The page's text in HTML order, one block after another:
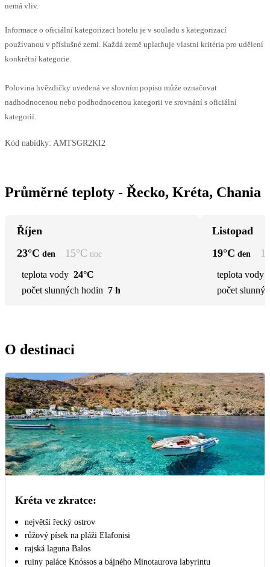
nemá vliv.
Informace o oficiální kategorizaci hotelu je v souladu s kategorizací
používanou v příslušné zemi. Každá země uplatňuje vlastní kritéria pro udělení
konkrétní kategorie.
Polovina hvězdičky uvedená ve slovním popisu může označovat
nadhodnocenou nebo podhodnocenou kategorii ve srovnání s oficiální
kategorií.
Kód nabídky: AMTSGR2KI2
Průměrné teploty - Řecko, Kréta, Chania
Říjen
23°C den 15°C noc
teplota vody 24°C
počet slunných hodin 7 h
Listopad
19°C den
teplota vody
počet
O destinaci
Kréta ve zkratce:
největší řecký ostrov
růžový písek na pláži Elafonisi
rajská laguna Balos
ruiny paláce Knóssos a bájného Minotaurova labyrintu